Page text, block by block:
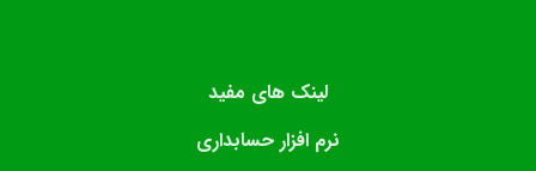
لینک های مفید
نرم افزار حسابداری